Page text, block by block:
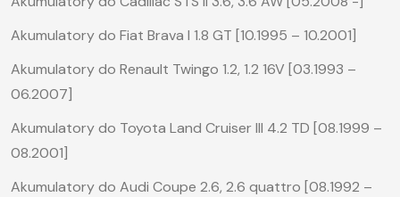
Akumulatory do Fiat Brava I 1.8 GT [10.1995 – 10.2001]
Akumulatory do Renault Twingo 1.2, 1.2 16V [03.1993 –
06.2007]
Akumulatory do Toyota Land Cruiser III 4.2 TD [08.1999 –
08.2001]
Akumulatory do Audi Coupe 2.6, 2.6 quattro [08.1992 –